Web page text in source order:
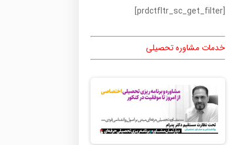
[prdctfltr_sc_get_filter]
خدمات مشاوره تحصیلی